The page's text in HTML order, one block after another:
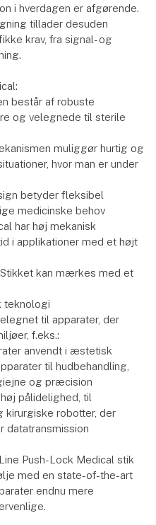
i hverdagen er afgørende.
tillader desuden
krav, fra signal- og
består af robuste
og velegnede til sterile
muliggør hurtig og
hvor man er under
betyder fleksibel
medicinske behov
har høj mekanisk
i applikationer med et højt
kan mærkes med et
teknologi
til apparater, der
f.eks.:
anvendt i æstetisk
til hudbehandling,
og præcision
pålidelighed, til
robotter, der
Push-Lock Medical stik
med en state-of-the-art
endnu mere